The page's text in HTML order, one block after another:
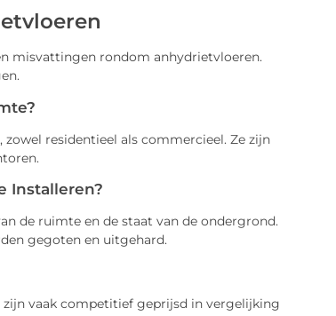
misvattingen rondom anhydrietvloeren.
residentieel als commercieel. Ze zijn
Installeren?
de ruimte en de staat van de ondergrond.
gegoten en uitgehard.
zijn vaak competitief geprijsd in vergelijking